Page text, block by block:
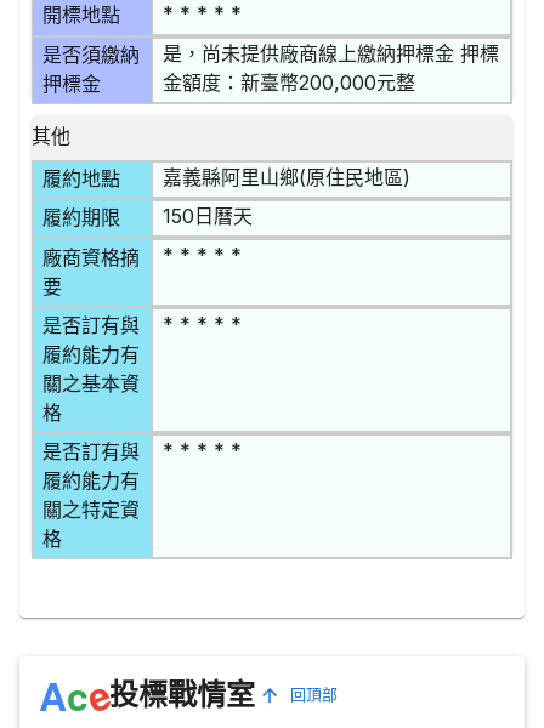
開標地點 * * * * *
是否須繳納
押標金
是，尚未提供廠商線上繳納押標金 押標
金額度：新臺幣200,000元整
其他
履約地點
嘉義縣阿里山鄉(原住民地區)
履約期限 150日曆天
廠商資格摘
要
* * * * *
是否訂有與
履約能力有
關之基本資
格
* * * * *
是否訂有與
履約能力有
關之特定資
格
* * * * *
Ace投標戰情室 回頂部